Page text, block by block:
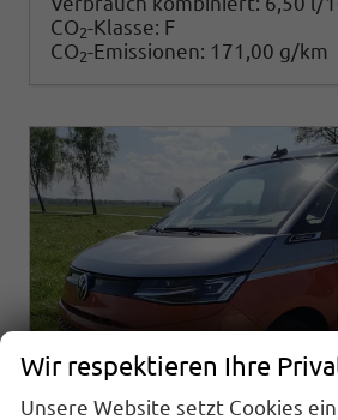
CO2-Klasse: F
CO2-Emissionen: 171,00 g/km
Wir respektieren Ihre
Unsere Website setzt Cookies